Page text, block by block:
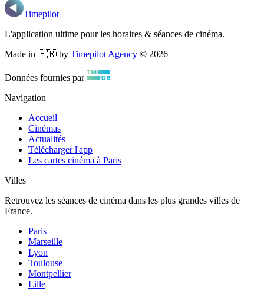
Timepilot
L'application ultime pour les horaires & séances de cinéma.
Made in 🇫🇷 by Timepilot Agency © 2026
Données fournies par
Navigation
Accueil
Cinémas
Actualités
Télécharger l'app
Les cartes cinéma à Paris
Villes
Retrouvez les séances de cinéma dans les plus grandes villes de
France.
Paris
Marseille
Lyon
Toulouse
Montpellier
Lille